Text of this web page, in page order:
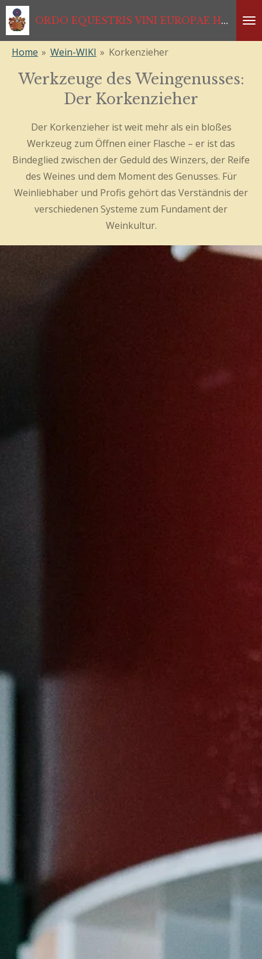
Zum
Hauptinhalt
ORDO EQUESTRIS VINI EUROPAE HABSBURGISCHER RITTERORDEN *1333*1468*1984*2024
Home » Wein-WIKI » Korkenzieher
Werkzeuge des Weingenusses:
Der Korkenzieher
Der Korkenzieher ist weit mehr als ein bloßes
Werkzeug zum Öffnen einer Flasche – er ist das
Bindeglied zwischen der Geduld des Winzers, der Reife
des Weines und dem Moment des Genusses. Für
Weinliebhaber und Profis gehört das Verständnis der
verschiedenen Systeme zum Fundament der
Weinkultur.